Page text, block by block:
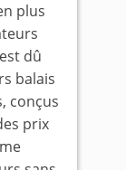
plus
dû
balais
conçus
prix